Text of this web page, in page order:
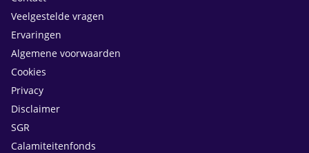
Veelgestelde vragen
Ervaringen
Algemene voorwaarden
Cookies
Privacy
Disclaimer
SGR
Calamiteitenfonds